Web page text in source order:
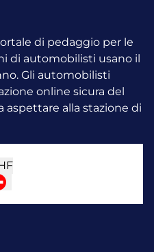
di pedaggio per le
di automobilisti usano il
Gli automobilisti
online sicura del
aspettare alla stazione di